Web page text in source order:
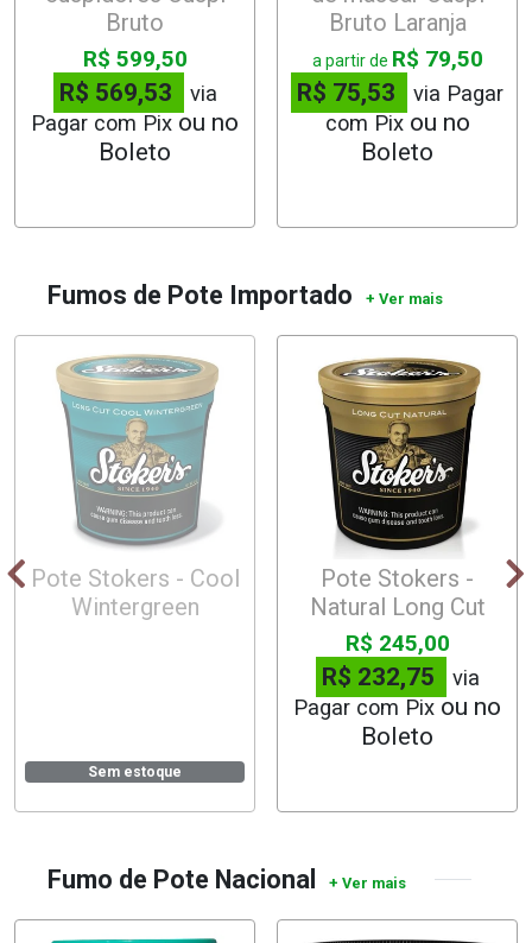
Bruto
R$ 599,50
R$ 569,53
via
Pagar com Pix
Bruto Laranja
a partir de R$ 79,50
R$ 75,53
via Pagar
com Pix
Fumos de Pote Importado
Pote Stokers - Cool
Wintergreen
Sem estoque
Pote Stokers -
Natural Long Cut
R$ 245,00
R$ 232,75
via
Pagar com Pix
Fumo de Pote Nacional